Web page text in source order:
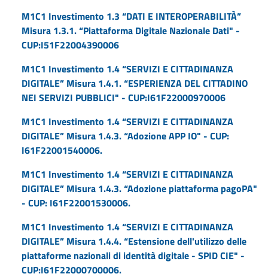
M1C1 Investimento 1.3 “DATI E INTEROPERABILITÀ”
Misura 1.3.1. “Piattaforma Digitale Nazionale Dati" -
CUP:I51F22004390006
M1C1 Investimento 1.4 “SERVIZI E CITTADINANZA
DIGITALE” Misura 1.4.1. “ESPERIENZA DEL CITTADINO
NEI SERVIZI PUBBLICI" - CUP:I61F22000970006
M1C1 Investimento 1.4 “SERVIZI E CITTADINANZA
DIGITALE” Misura 1.4.3. “Adozione APP IO" - CUP:
I61F22001540006.
M1C1 Investimento 1.4 “SERVIZI E CITTADINANZA
DIGITALE” Misura 1.4.3. “Adozione piattaforma pagoPA"
- CUP: I61F22001530006.
M1C1 Investimento 1.4 “SERVIZI E CITTADINANZA
DIGITALE” Misura 1.4.4. “Estensione dell'utilizzo delle
piattaforme nazionali di identità digitale - SPID CIE" -
CUP:I61F22000700006.